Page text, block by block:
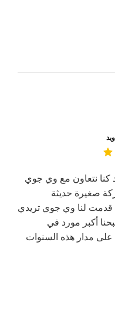
كنا نتعاون مع وي جوي
كنا شركة صغيرة حديثة
قدمت لنا وي جوي تريدي
أكبر مورد في
على مدار هذه السنوات